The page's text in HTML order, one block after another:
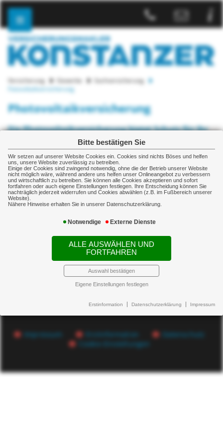
Bitte bestätigen Sie
Wir setzen auf unserer Website Cookies ein. Cookies sind nichts Böses und helfen
uns, unsere Website zuverlässig zu betreiben.
Einige der Cookies sind zwingend notwendig, ohne die der Betrieb unserer Website
nicht möglich wäre, während andere uns helfen unser Onlineangebot zu verbessern
und wirtschaftlich zu betreiben. Sie können alle Cookies akzeptieren und sofort
fortfahren oder auch eigene Einstellungen festlegen. Ihre Entscheidung können Sie
nachträglich jederzeit widerrufen und Cookies abwählen (z.B. im Fußbereich unserer
Website).
Nähere Hinweise erhalten Sie in unserer Datenschutzerklärung.
Notwendige Externe Dienste
ALLE AUSWÄHLEN UND
FORTFAHREN
Auswahl bestätigen
Eigene Einstellungen festlegen
Erstinformation Datenschutzerklärung Impressum
Versicherung Gewerbe
Sachversicherung
Fotovoltaikversicherung
Photovoltaikversicherung
Die Photovoltaikversicherung bietet Schutz für Ihr
Damit Ihre Rendite durch den Sonnenstrom im Schadensfall
nicht gefährdet wird, sollten Sie Ihr Stromkraftwerk gegen
Ausfälle absichern.
Eine Photovoltaikanlagenversicherung zahlt nicht nur bei
Schäden durch Feuer, Sturm und Hagel, sondern auch bei
für den Ertragsausfall und den Minderertrag.
Beratung anfordern
Impressum
Cookie-Einstellungen